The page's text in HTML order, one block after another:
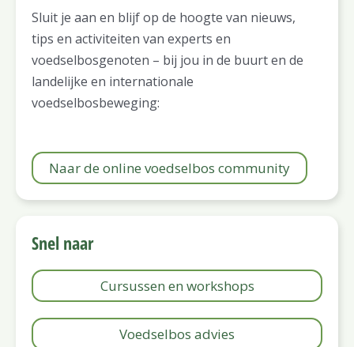
Sluit je aan en blijf op de hoogte van nieuws,
tips en activiteiten van experts en
voedselbosgenoten – bij jou in de buurt en de
landelijke en internationale
voedselbosbeweging:
Naar de online voedselbos community
Snel naar
Cursussen en workshops
Voedselbos advies